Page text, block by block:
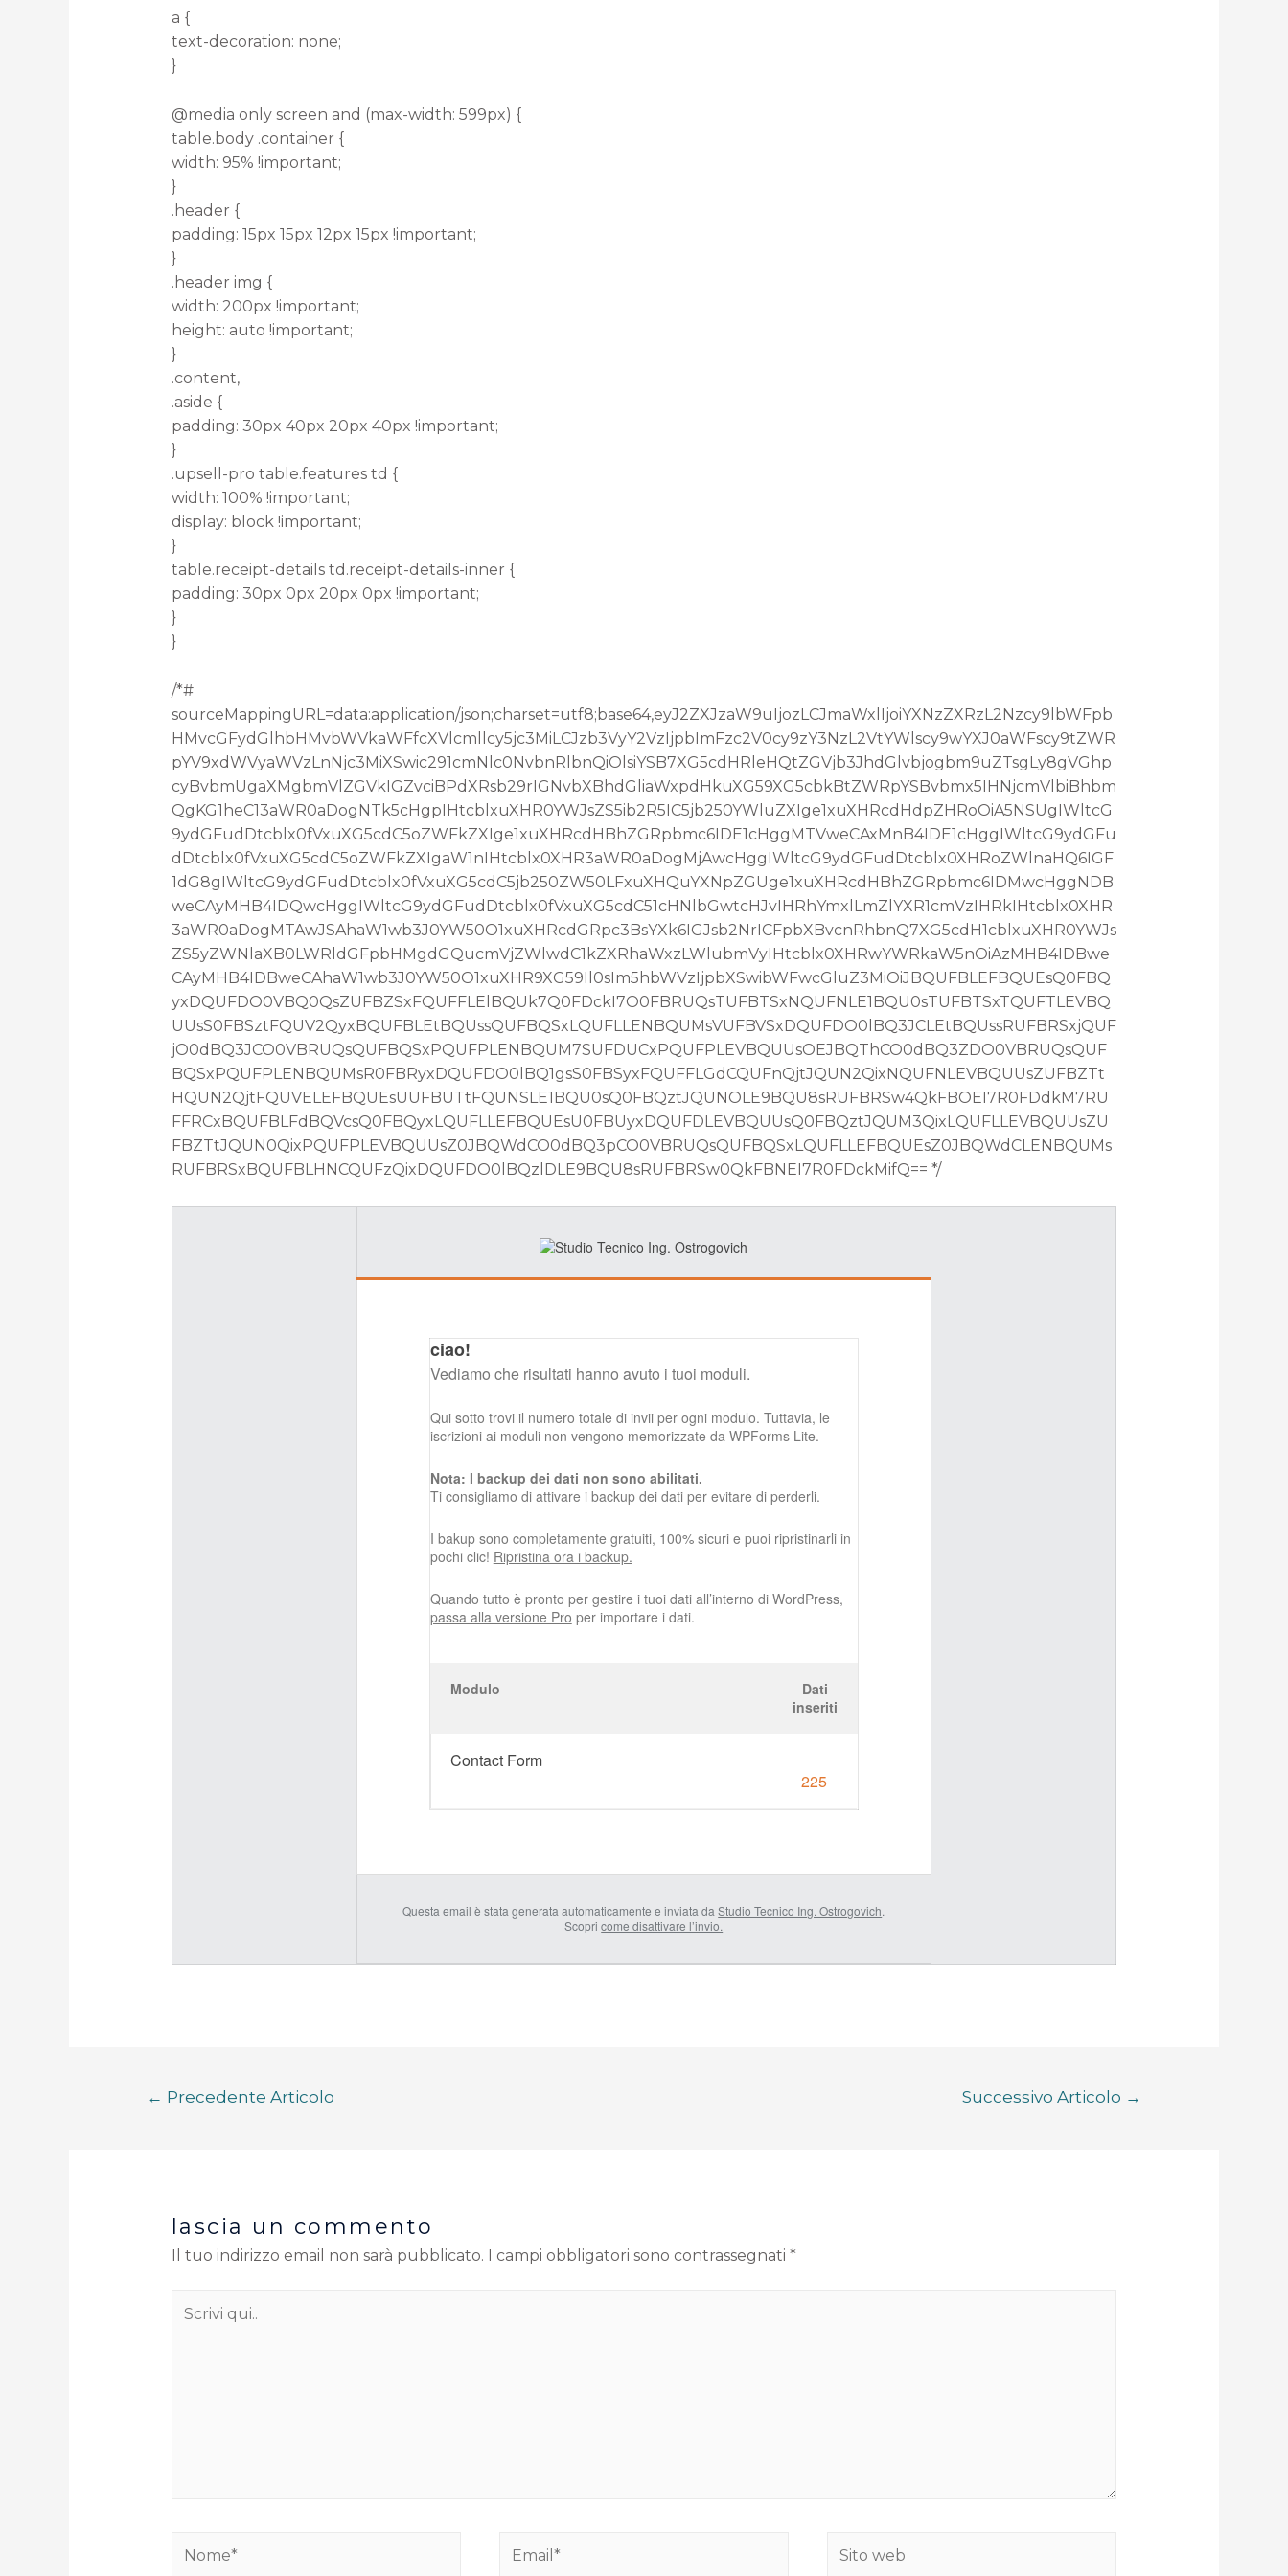
a {
text-decoration: none;
}
@media only screen and (max-width: 599px) {
table.body .container {
width: 95% !important;
}
.header {
padding: 15px 15px 12px 15px !important;
}
.header img {
width: 200px !important;
height: auto !important;
}
.content,
.aside {
padding: 30px 40px 20px 40px !important;
}
.upsell-pro table.features td {
width: 100% !important;
display: block !important;
}
table.receipt-details td.receipt-details-inner {
padding: 30px 0px 20px 0px !important;
}
}
/*#
sourceMappingURL=data:application/json;charset=utf8;base64,eyJ2ZXJzaW9uIjozLCJmaWxlIjoiYXNzZXRzL2Nzcy9lbWFpb
HMvcGFydGlhbHMvbWVkaWFfcXVlcmllcy5jc3MiLCJzb3VyY2VzIjpbImFzc2V0cy9zY3NzL2VtYWlscy9wYXJ0aWFscy9tZWR
pYV9xdWVyaWVzLnNjc3MiXSwic291cmNlc0NvbnRlbnQiOlsiYSB7XG5cdHRleHQtZGVjb3JhdGlvbjogbm9uZTsgLy8gVGhp
cyBvbmUgaXMgbmVlZGVkIGZvciBPdXRsb29rIGNvbXBhdGliaWxpdHkuXG59XG5cbkBtZWRpYSBvbmx5IHNjcmVlbiBhbm
QgKG1heC13aWR0aDogNTk5cHgpIHtcblxuXHR0YWJsZS5ib2R5IC5jb250YWluZXIge1xuXHRcdHdpZHRoOiA5NSUgIWltcG
9ydGFudDtcblx0fVxuXG5cdC5oZWFkZXIge1xuXHRcdHBhZGRpbmc6IDE1cHggMTVweCAxMnB4IDE1cHggIWltcG9ydGFu
dDtcblx0fVxuXG5cdC5oZWFkZXIgaW1nIHtcblx0XHR3aWR0aDogMjAwcHggIWltcG9ydGFudDtcblx0XHRoZWlnaHQ6IGF
1dG8gIWltcG9ydGFudDtcblx0fVxuXG5cdC5jb250ZW50LFxuXHQuYXNpZGUge1xuXHRcdHBhZGRpbmc6IDMwcHggNDB
weCAyMHB4IDQwcHggIWltcG9ydGFudDtcblx0fVxuXG5cdC51cHNlbGwtcHJvIHRhYmxlLmZlYXR1cmVzIHRkIHtcblx0XHR
3aWR0aDogMTAwJSAhaW1wb3J0YW50O1xuXHRcdGRpc3BsYXk6IGJsb2NrICFpbXBvcnRhbnQ7XG5cdH1cblxuXHR0YWJs
ZS5yZWNlaXB0LWRldGFpbHMgdGQucmVjZWlwdC1kZXRhaWxzLWlubmVyIHtcblx0XHRwYWRkaW5nOiAzMHB4IDBwe
CAyMHB4IDBweCAhaW1wb3J0YW50O1xuXHR9XG59Il0sIm5hbWVzIjpbXSwibWFwcGluZ3MiOiJBQUFBLEFBQUEsQ0FBQ
yxDQUFDO0VBQ0QsZUFBZSxFQUFFLElBQUk7Q0FDckI7O0FBRUQsTUFBTSxNQUFNLE1BQU0sTUFBTSxTQUFTLEVBQ
UUsS0FBSztFQUV2QyxBQUFBLEtBQUssQUFBQSxLQUFLLENBQUMsVUFBVSxDQUFDO0lBQ3JCLEtBQUssRUFBRSxjQUF
jO0dBQ3JCO0VBRUQsQUFBQSxPQUFPLENBQUM7SUFDUCxPQUFPLEVBQUUsOEJBQThCO0dBQ3ZDO0VBRUQsQUF
BQSxPQUFPLENBQUMsR0FBRyxDQUFDO0lBQ1gsS0FBSyxFQUFFLGdCQUFnQjtJQUN2QixNQUFNLEVBQUUsZUFBZTt
HQUN2QjtFQUVELEFBQUEsUUFBUTtFQUNSLE1BQU0sQ0FBQztJQUNOLE9BQU8sRUFBRSw4QkFBOEI7R0FDdkM7RU
FFRCxBQUFBLFdBQVcsQ0FBQyxLQUFLLEFBQUEsU0FBUyxDQUFDLEVBQUUsQ0FBQztJQUM3QixLQUFLLEVBQUUsZU
FBZTtJQUN0QixPQUFPLEVBQUUsZ0JBQWdCO0dBQ3pCO0VBRUQsQUFBQSxLQUFLLEFBQUEsZ0JBQWdCLENBQUMs
RUFBRSxBQUFBLHNCQUFzQixDQUFDO0lBQzlDLE9BQU8sRUFBRSw0QkFBNEI7R0FDckMifQ== */
ciao!
Vediamo che risultati hanno avuto i tuoi moduli.
Qui sotto trovi il numero totale di invii per ogni modulo. Tuttavia, le
iscrizioni ai moduli non vengono memorizzate da WPForms Lite.
Nota: I backup dei dati non sono abilitati.
Ti consigliamo di attivare i backup dei dati per evitare di perderli.
I bakup sono completamente gratuiti, 100% sicuri e puoi ripristinarli in
pochi clic! Ripristina ora i backup.
Quando tutto è pronto per gestire i tuoi dati all’interno di WordPress,
passa alla versione Pro per importare i dati.
Modulo
Dati
inseriti
Contact Form
225
Questa email è stata generata automaticamente e inviata daStudio Tecnico Ing. Ostrogovich.
Scopricome disattivare l’invio.
← Precedente Articolo Successivo Articolo →
lascia un commento
Il tuo indirizzo email non sarà pubblicato. I campi obbligatori sono contrassegnati *